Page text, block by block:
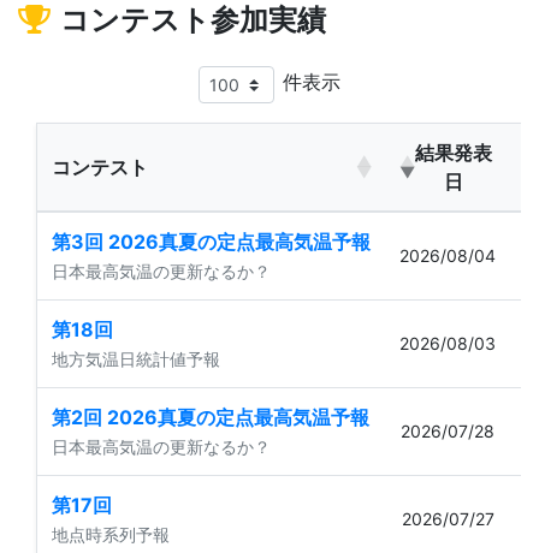
コンテスト参加実績
件表示
コンテスト
結果発表
日
第3回 2026真夏の定点最高気温予報
日本最高気温の更新なるか？
2026/08/04
第18回
地方気温日統計値予報
2026/08/03
第2回 2026真夏の定点最高気温予報
日本最高気温の更新なるか？
2026/07/28
第17回
地点時系列予報
2026/07/27